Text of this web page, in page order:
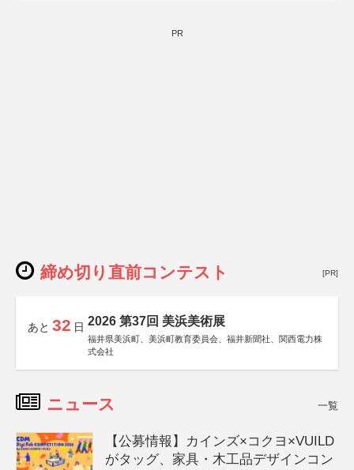
PR
締め切り直前コンテスト [PR]
あと 32 日 2026 第37回 美浜美術展
福井県美浜町、美浜町教育委員会、福井新聞社、関西電力株
式会社
ニュース 一覧
【公募情報】カインズ×コクヨ×VUILD
がタッグ、家具・木工品デザインコン